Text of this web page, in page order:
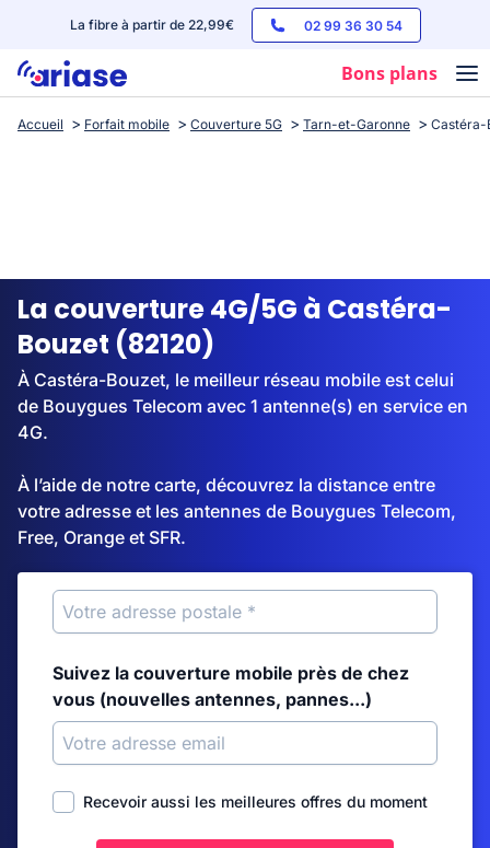
La fibre à partir de 22,99€ 02 99 36 30 54
Bons plans
Box internet
Streaming
Accueil Forfait mobile Couverture 5G Tarn-et-Garonne Castéra-
La couverture 4G/5G à Castéra-
Bouzet (82120)
À Castéra-Bouzet, le meilleur réseau mobile est celui
de Bouygues Telecom avec 1 antenne(s) en service en
4G.
À l’aide de notre carte, découvrez la distance entre
votre adresse et les antennes de Bouygues Telecom,
Free, Orange et SFR.
Suivez la couverture mobile près de chez
vous (nouvelles antennes, pannes...)
Recevoir aussi les meilleures offres du moment